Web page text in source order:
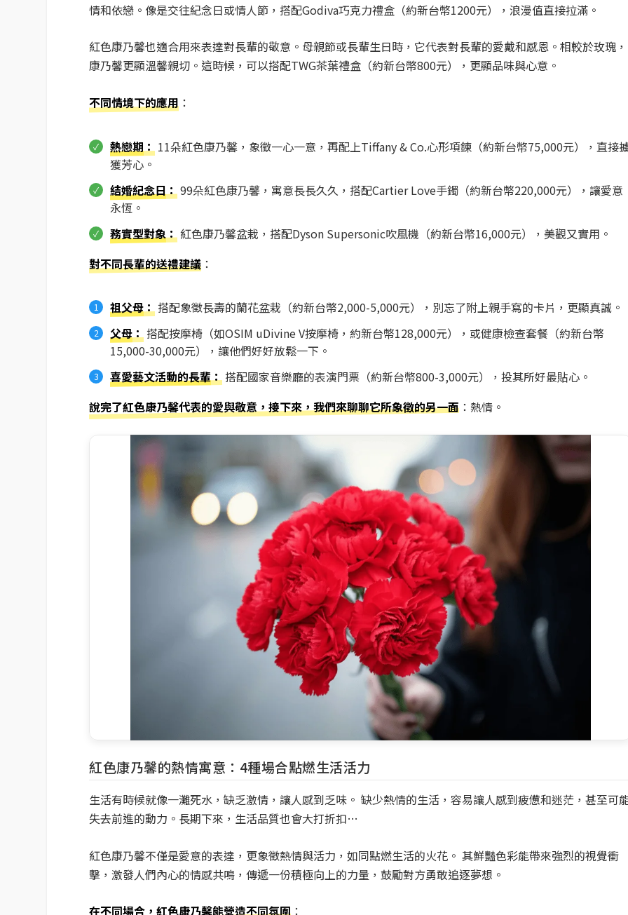
情和依戀。像是交往紀念日或情人節，搭配Godiva巧克力禮盒（約新台幣1200元），浪漫值直接拉滿。
紅色康乃馨也適合用來表達對長輩的敬意。母親節或長輩生日時，它代表對長輩的愛戴和感恩。相較於玫瑰，
康乃馨更顯溫馨親切。這時候，可以搭配TWG茶葉禮盒（約新台幣800元），更顯品味與心意。
不同情境下的應用 ：
熱戀期 ： 11朵紅色康乃馨，象徵一心一意，再配上Tiffany & Co.心形項鍊（約新台幣75,000元），直接
獲芳心。
結婚紀念日：99朵紅色康乃馨，寓意長長久久，搭配Cartier Love手鐲（約新台幣220,000元），讓愛意
永恆。
務實型對象：紅色康乃馨盆栽，搭配Dyson Supersonic吹風機（約新台幣16,000元），美觀又實用。
對不同長輩的送禮建議 ：
祖父母： 搭配象徵長壽的蘭花盆栽（約新台幣2,000-5,000元），別忘了附上親手寫的卡片，更顯真誠。
父母： 搭配按摩椅（如OSIM uDivine V按摩椅，約新台幣128,000元），或健康檢查套餐（約新台幣
15,000-30,000元），讓他們好好放鬆一下。
喜愛藝文活動的長輩： 搭配國家音樂廳的表演門票（約新台幣800-3,000元），投其所好最貼心。
說完了紅色康乃馨代表的愛與敬意，接下來，我們來聊聊它所象徵的另一面 ：熱情。
紅色康乃馨的熱情寓意：4種場合點燃生活活力
生活有時候就像一灘死水，缺乏激情，讓人感到乏味。 缺少熱情的生活，容易讓人感到疲憊和迷茫，甚至可
失去前進的動力。長期下來，生活品質也會大打折扣…
紅色康乃馨不僅是愛意的表達，更象徵熱情與活力，如同點燃生活的火花。 其鮮豔色彩能帶來強烈的視覺衝
擊，激發人們內心的情感共鳴，傳遞一份積極向上的力量，鼓勵對方勇敢追逐夢想。
在不同場合，紅色康乃馨能營造不同氛圍 ：